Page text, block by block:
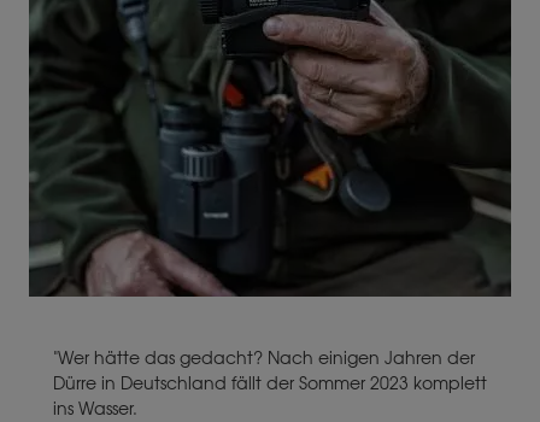
"Wer hätte das gedacht? Nach einigen Jahren der
Dürre in Deutschland fällt der Sommer 2023 komplett
ins Wasser.